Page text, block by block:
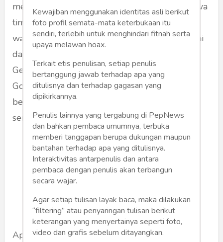
membuat suara Prabowo tergerus habis di jawa
timur, kekuatiran ini terbaca dari tim Prabowo,
walaupun Prabowo di panggung terlihat santai
dan penuh ketawa tapi situasinya di tubuh
Gerindra acak adut, ditambah semakin kuatnya
Golkar bikin Prabowo harus hati-hati dan ini
berkonsekuensi terhadap biaya politik yang
semakin melambung tinggi.
Apalagi, PKB berharap selama setahun lebih
Kewajiban menggunakan identitas asli berikut
foto profil semata-mata keterbukaan itu
sendiri, terlebih untuk menghindari fitnah serta
upaya melawan hoax.
Terkait etis penulisan, setiap penulis
bertanggung jawab terhadap apa yang
ditulisnya dan terhadap gagasan yang
dipikirkannya.
Penulis lainnya yang tergabung di PepNews
dan bahkan pembaca umumnya, terbuka
memberi tanggapan berupa dukungan maupun
bantahan terhadap apa yang ditulisnya.
Interaktivitas antarpenulis dan antara
pembaca dengan penulis akan terbangun
secara wajar.
Agar setiap tulisan layak baca, maka dilakukan
“filtering” atau penyaringan tulisan berikut
keterangan yang menyertainya seperti foto,
video dan grafis sebelum ditayangkan.